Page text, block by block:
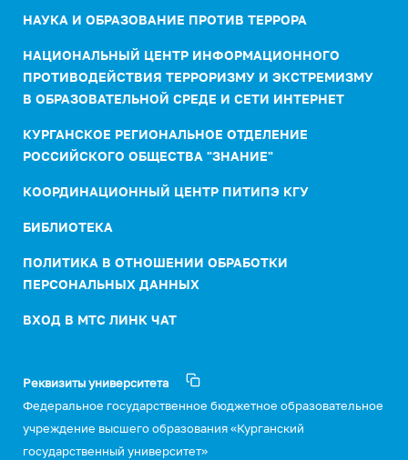
НАУКА И ОБРАЗОВАНИЕ ПРОТИВ ТЕРРОРА
НАЦИОНАЛЬНЫЙ ЦЕНТР ИНФОРМАЦИОННОГО
ПРОТИВОДЕЙСТВИЯ ТЕРРОРИЗМУ И ЭКСТРЕМИЗМУ
В ОБРАЗОВАТЕЛЬНОЙ СРЕДЕ И СЕТИ ИНТЕРНЕТ
КУРГАНСКОЕ РЕГИОНАЛЬНОЕ ОТДЕЛЕНИЕ
РОССИЙСКОГО ОБЩЕСТВА "ЗНАНИЕ"
КООРДИНАЦИОННЫЙ ЦЕНТР ПИТИПЭ КГУ
БИБЛИОТЕКА
ПОЛИТИКА В ОТНОШЕНИИ ОБРАБОТКИ
ПЕРСОНАЛЬНЫХ ДАННЫХ
ВХОД В МТС ЛИНК ЧАТ
Реквизиты университета
Федеральное государственное бюджетное образовательное
учреждение высшего образования «Курганский
государственный университет»